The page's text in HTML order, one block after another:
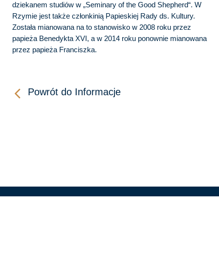
dziekanem studiów w „Seminary of the Good Shepherd“. W
Rzymie jest także członkinią Papieskiej Rady ds. Kultury.
Została mianowana na to stanowisko w 2008 roku przez
papieża Benedykta XVI, a w 2014 roku ponownie mianowana
przez papieża Franciszka.
Powrót do Informacje